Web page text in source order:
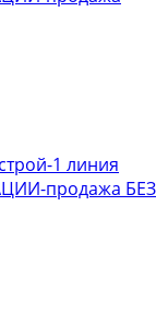
1 линия
продажа БЕЗ